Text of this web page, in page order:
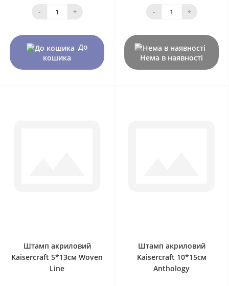
- +
До
кошика
- +
Нема в наявності
Штамп акриловий
Kaisercraft 5*13см Woven
Line
Штамп акриловий
Kaisercraft 10*15см
Anthology